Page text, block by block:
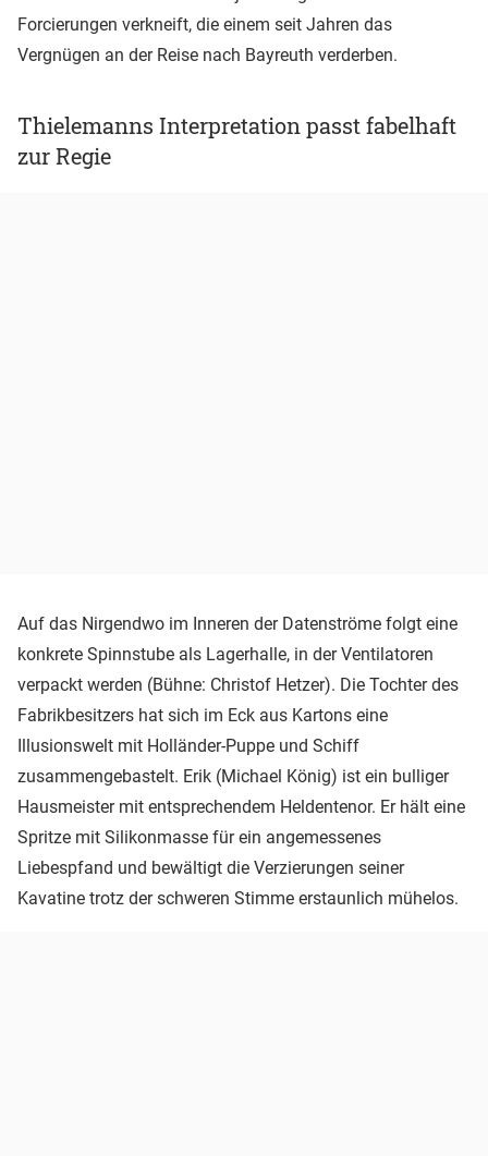
Forcierungen verkneift, die einem seit Jahren das
Vergnügen an der Reise nach Bayreuth verderben.
Thielemanns Interpretation passt fabelhaft
zur Regie
Auf das Nirgendwo im Inneren der Datenströme folgt eine
konkrete Spinnstube als Lagerhalle, in der Ventilatoren
verpackt werden (Bühne: Christof Hetzer). Die Tochter des
Fabrikbesitzers hat sich im Eck aus Kartons eine
Illusionswelt mit Holländer-Puppe und Schiff
zusammengebastelt. Erik (Michael König) ist ein bulliger
Hausmeister mit entsprechendem Heldentenor. Er hält eine
Spritze mit Silikonmasse für ein angemessenes
Liebespfand und bewältigt die Verzierungen seiner
Kavatine trotz der schweren Stimme erstaunlich mühelos.